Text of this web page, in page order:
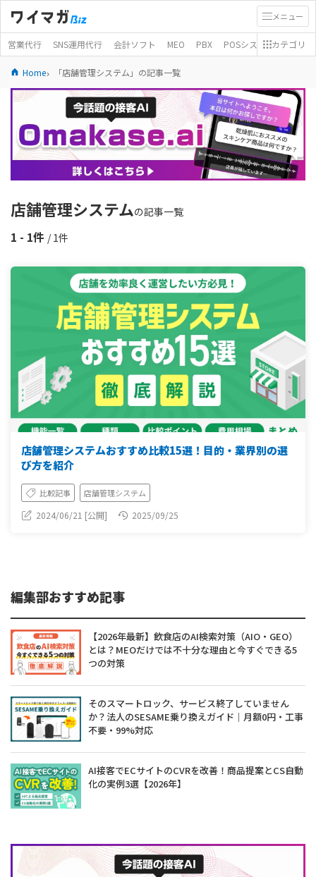
メニュー
営業代行 SNS運用代行 会計ソフト MEO PBX POSシステム モバイ
カテゴリ
Home 「店舗管理システム」の記事一覧
店舗管理システムの記事一覧
1 - 1件 / 1件
店舗管理システムおすすめ比較15選！目的・業界別の選
び方を紹介
比較記事 店舗管理システム
2024/06/21 [公開] 2025/09/25
編集部おすすめ記事
【2026年最新】飲食店のAI検索対策（AIO・GEO）
とは？MEOだけでは不十分な理由と今すぐできる5
つの対策
そのスマートロック、サービス終了していません
か？法人のSESAME乗り換えガイド｜月額0円・工事
不要・99%対応
AI接客でECサイトのCVRを改善！商品提案とCS自動
化の実例3選【2026年】